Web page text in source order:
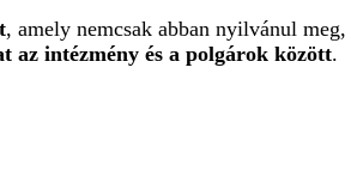
, amely nemcsak abban nyilvánul
az intézmény és a polgárok között.